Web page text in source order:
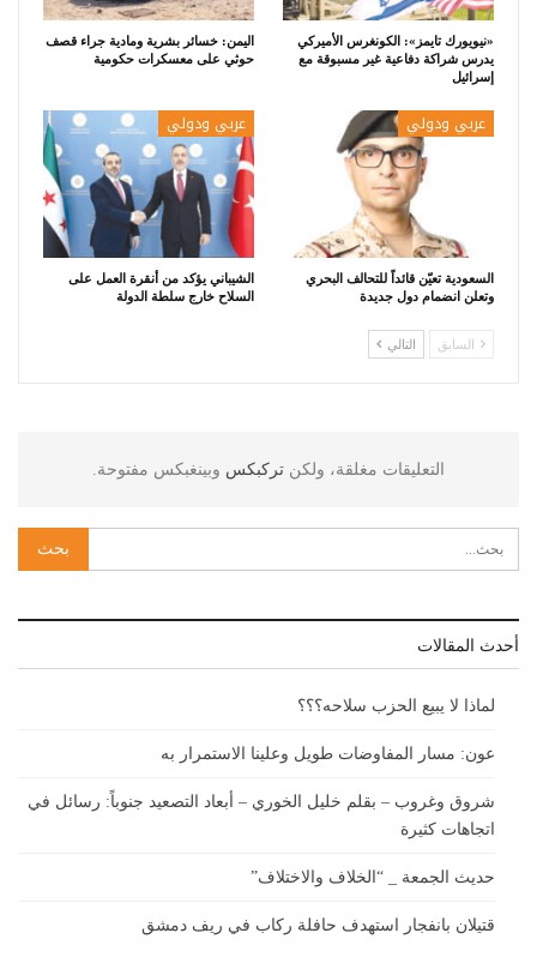
«نيويورك تايمز»: الكونغرس الأميركي
يدرس شراكة دفاعية غير مسبوقة مع
إسرائيل
اليمن: خسائر بشرية ومادية جراء قصف
حوثي على معسكرات حكومية
عربي ودولي
السعودية تعيّن قائداً للتحالف البحري
وتعلن انضمام دول جديدة
عربي ودولي
الشيباني يؤكد من أنقرة العمل على
السلاح خارج سلطة الدولة
السابق التالي
التعليقات مغلقة، ولكن تركبكس وبينغبكس مفتوحة.
أحدث المقالات
لماذا لا يبيع الحزب سلاحه؟؟؟
عون: مسار المفاوضات طويل وعلينا الاستمرار به
شروق وغروب – بقلم خليل الخوري – أبعاد التصعيد جنوباً: رسائل في
اتجاهات كثيرة
حديث الجمعة _ “الخلاف والاختلاف”
قتيلان بانفجار استهدف حافلة ركاب في ريف دمشق